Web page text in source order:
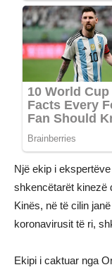
Një ekip i
shkencëtarët kinezë
Kinës, në të cilin
koronavirusit të ri,
Ekipi i caktuar nga